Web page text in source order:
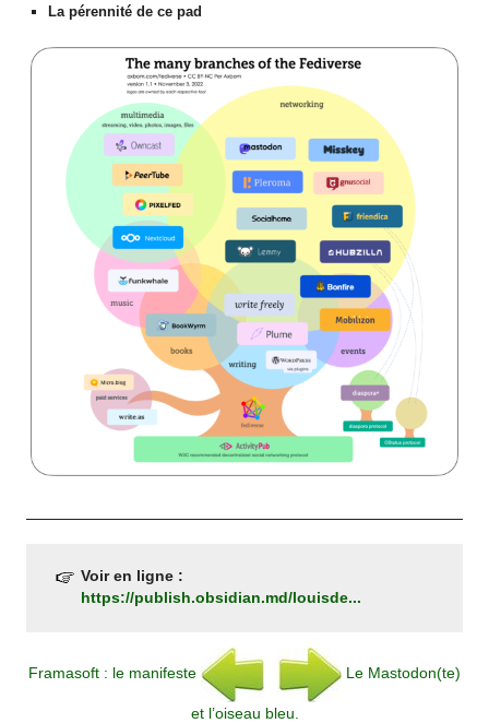
La pérennité de ce pad
Voir en ligne :
https://publish.obsidian.md/louisde...
Framasoft : le manifeste Le Mastodon(te)
et l’oiseau bleu.